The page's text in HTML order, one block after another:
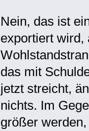
Nein, das ist
exportiert wird,
das mit
jetzt streicht,
nichts. Im
größer